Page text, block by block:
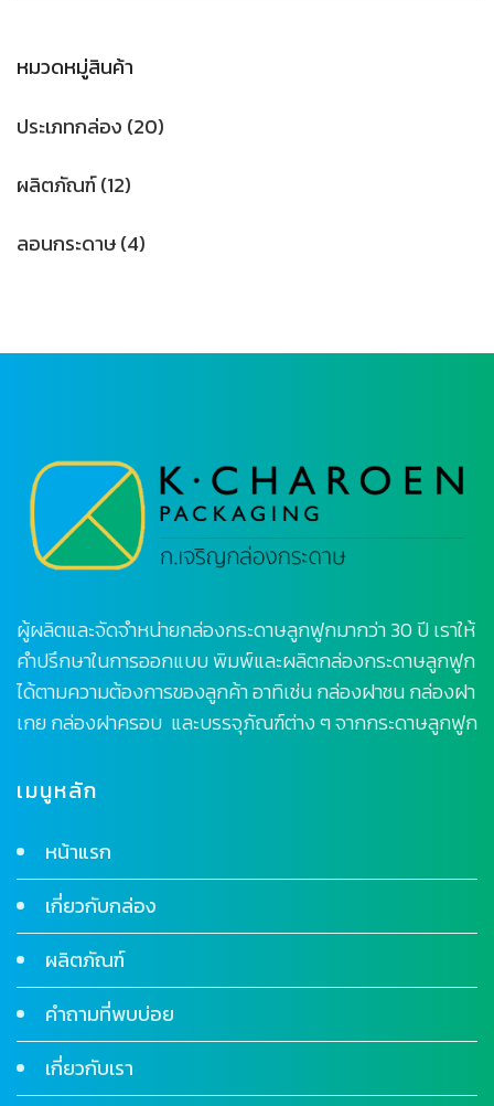
หมวดหมู่สินค้า
ประเภทกล่อง (20)
ผลิตภัณฑ์(12)
ลอนกระดาษ(4)
ผู้ผลิตและจัดจำหน่ายกล่องกระดาษลูกฟูกมากว่า 30 ปี เราให้
คำปรึกษาในการออกแบบ พิมพ์และผลิตกล่องกระดาษลูกฟูก
ได้ตามความต้องการของลูกค้า อาทิเช่น กล่องฝาชน กล่องฝา
เกย กล่องฝาครอบ และบรรจุภัณฑ์ต่าง ๆ จากกระดาษลูกฟูก
เมนูหลัก
หน้าแรก
เกี่ยวกับกล่อง
ผลิตภัณฑ์
คำถามที่พบบ่อย
เกี่ยวกับเรา